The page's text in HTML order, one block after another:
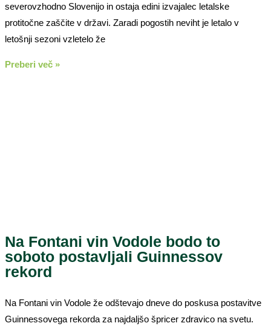
severovzhodno Slovenijo in ostaja edini izvajalec letalske
protitočne zaščite v državi. Zaradi pogostih neviht je letalo v
letošnji sezoni vzletelo že
Preberi več »
Na Fontani vin Vodole bodo to
soboto postavljali Guinnessov
rekord
Na Fontani vin Vodole že odštevajo dneve do poskusa postavitve
Guinnessovega rekorda za najdaljšo špricer zdravico na svetu.